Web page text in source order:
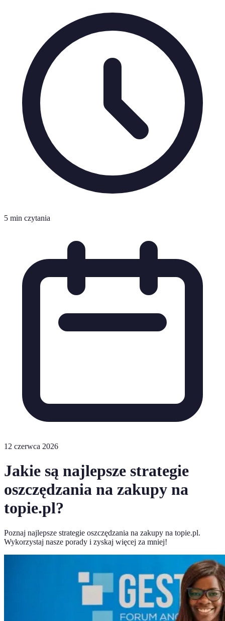
5 min czytania
12 czerwca 2026
Jakie są najlepsze strategie
oszczędzania na zakupy na
topie.pl?
Poznaj najlepsze strategie oszczędzania na zakupy na topie.pl.
Wykorzystaj nasze porady i zyskaj więcej za mniej!